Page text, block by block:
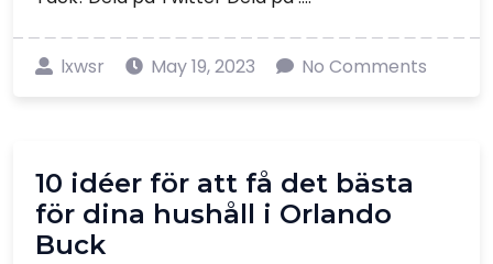
lxwsr May 19, 2023 No Comments
10 idéer för att få det bästa
för dina hushåll i Orlando
Buck